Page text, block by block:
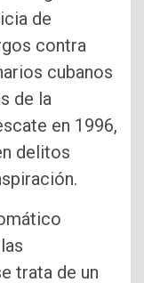
de
contra
cubanos
de la
en 1996,
delitos
trata de un